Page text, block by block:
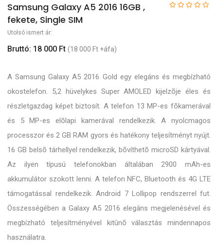
Samsung Galaxy A5 2016 16GB ,
fekete, Single SIM
Utolsó ismert ár:
Bruttó: 18 000 Ft (18 000 Ft +áfa)
A Samsung Galaxy A5 2016 Gold egy elegáns és megbízható
okostelefon. 5,2 hüvelykes Super AMOLED kijelzõje éles és
részletgazdag képet biztosít. A telefon 13 MP-es fõkamerával
és 5 MP-es elõlapi kamerával rendelkezik. A nyolcmagos
processzor és 2 GB RAM gyors és hatékony teljesítményt nyújt.
16 GB belsõ tárhellyel rendelkezik, bõvíthetõ microSD kártyával.
Az ilyen típusú telefonokban általában 2900 mAh-es
akkumulátor szokott lenni. A telefon NFC, Bluetooth és 4G LTE
támogatással rendelkezik. Android 7 Lollipop rendszerrel fut.
Összességében a Galaxy A5 2016 elegáns megjelenésével és
megbízható teljesítményével kitûnõ választás mindennapos
használatra.